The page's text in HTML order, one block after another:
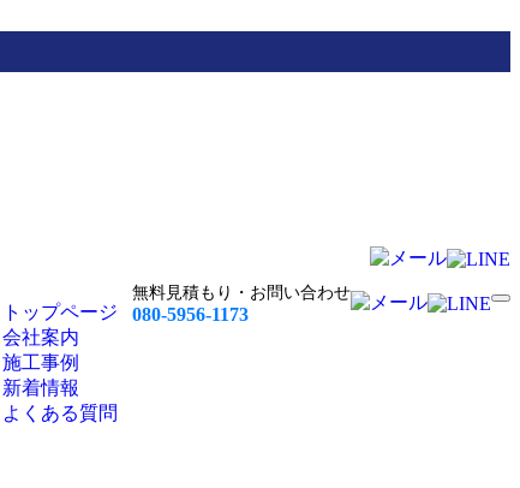
トップページ
会社案内
施工事例
新着情報
よくある質問
無料見積もり・お問い合わせ
080-5956-1173